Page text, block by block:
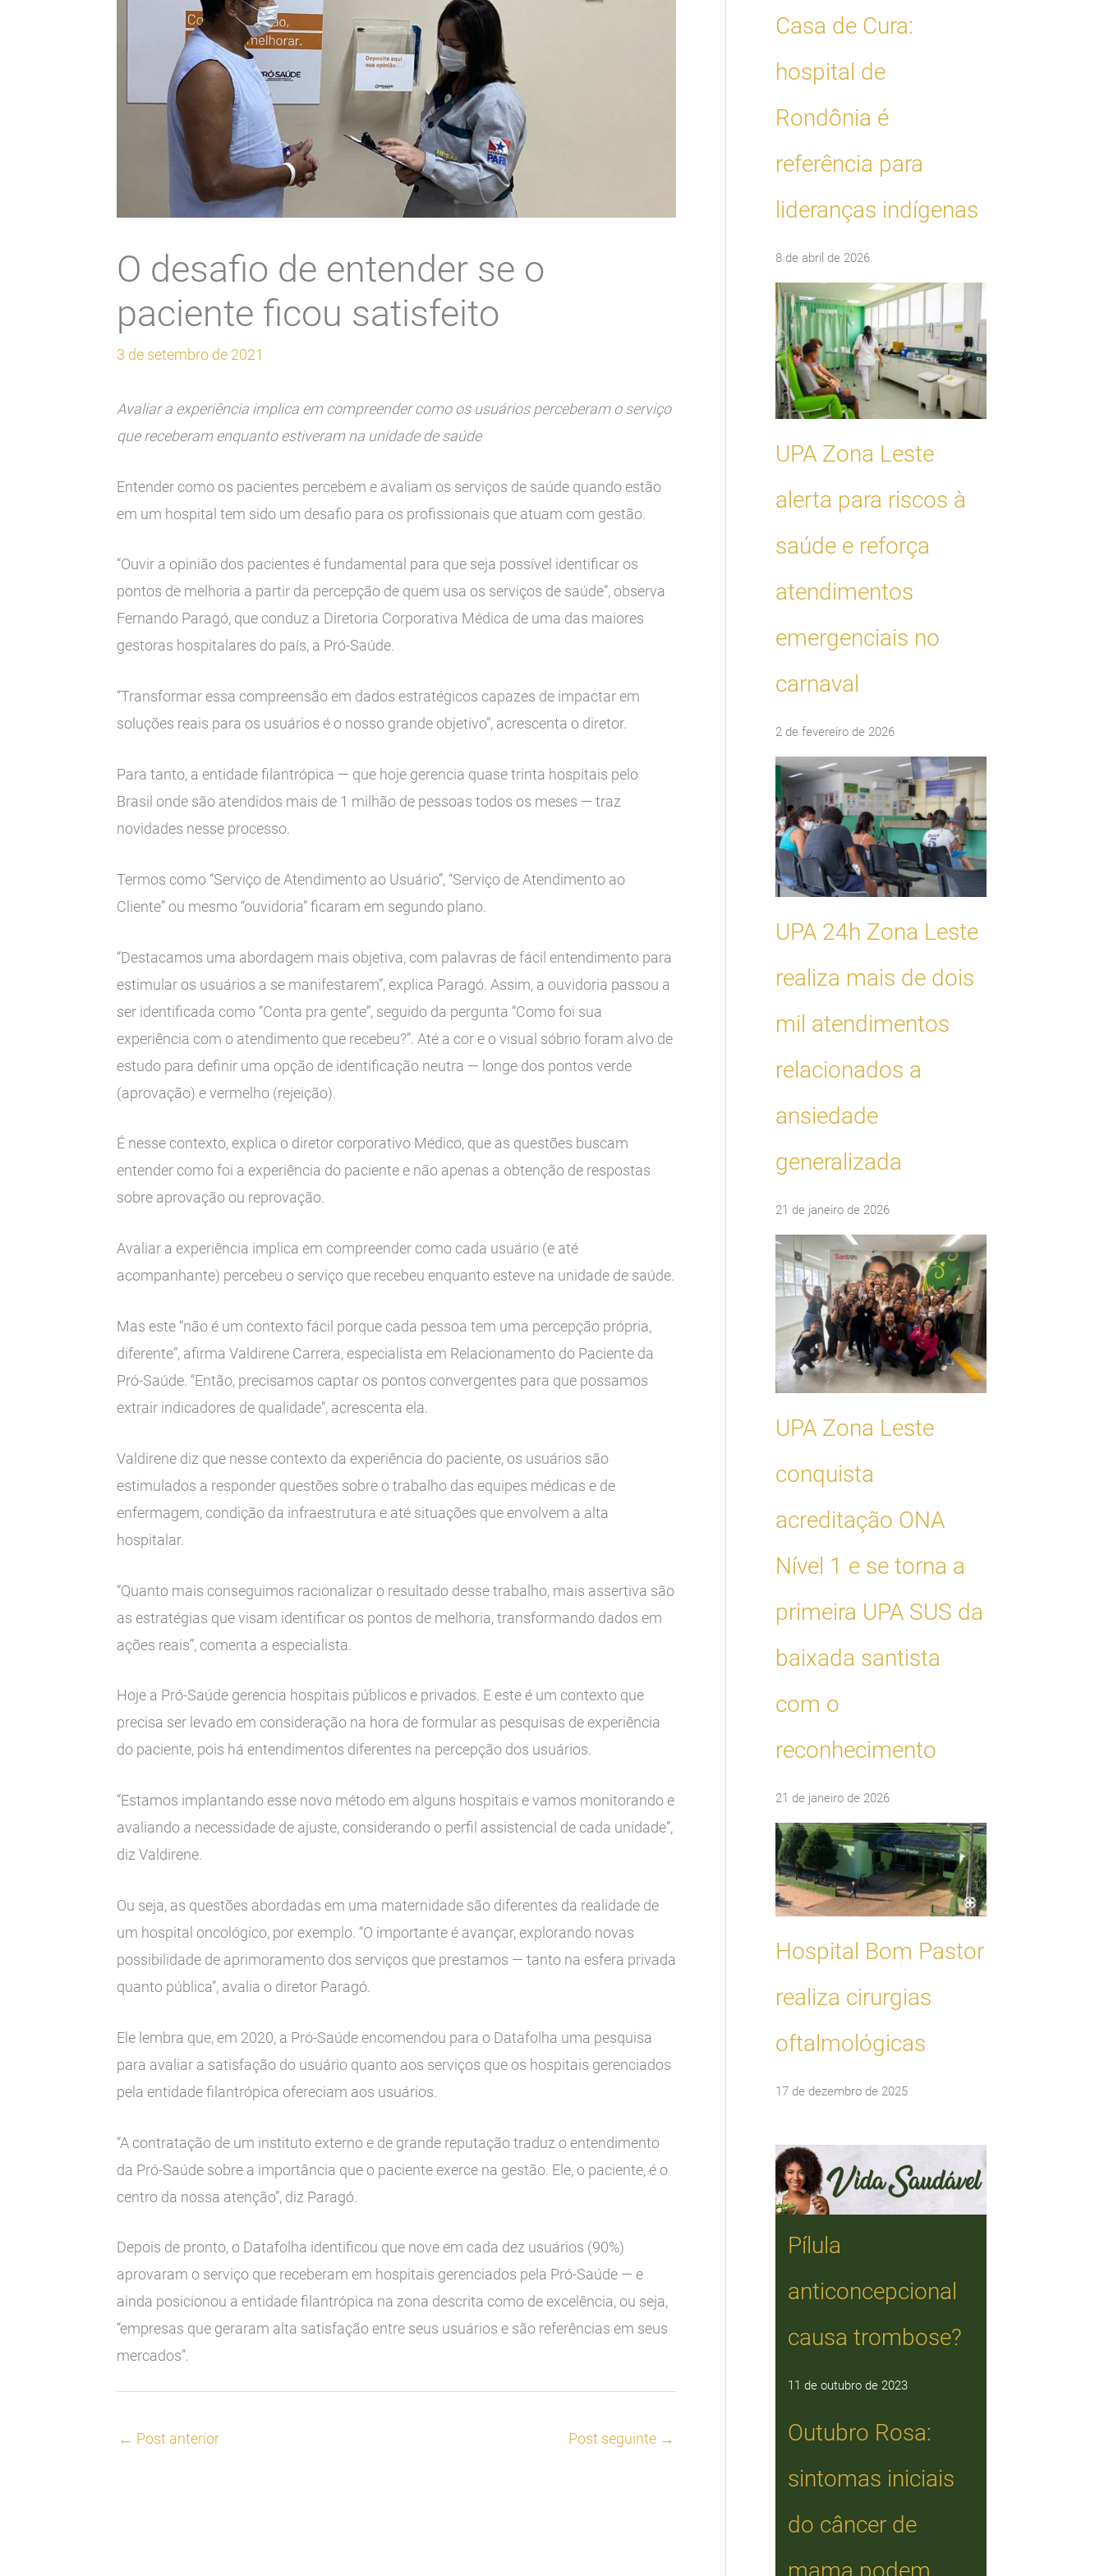
O desafio de entender se o
paciente ficou satisfeito
3 de setembro de 2021
Avaliar a experiência implica em compreender como os usuários perceberam o serviço
que receberam enquanto estiveram na unidade de saúde
Entender como os pacientes percebem e avaliam os serviços de saúde quando estão
em um hospital tem sido um desafio para os profissionais que atuam com gestão.
“Ouvir a opinião dos pacientes é fundamental para que seja possível identificar os
pontos de melhoria a partir da percepção de quem usa os serviços de saúde”, observa
Fernando Paragó, que conduz a Diretoria Corporativa Médica de uma das maiores
gestoras hospitalares do país, a Pró-Saúde.
“Transformar essa compreensão em dados estratégicos capazes de impactar em
soluções reais para os usuários é o nosso grande objetivo”, acrescenta o diretor.
Para tanto, a entidade filantrópica — que hoje gerencia quase trinta hospitais pelo
Brasil onde são atendidos mais de 1 milhão de pessoas todos os meses — traz
novidades nesse processo.
Termos como “Serviço de Atendimento ao Usuário”, “Serviço de Atendimento ao
Cliente” ou mesmo “ouvidoria” ficaram em segundo plano.
“Destacamos uma abordagem mais objetiva, com palavras de fácil entendimento para
estimular os usuários a se manifestarem”, explica Paragó. Assim, a ouvidoria passou a
ser identificada como “Conta pra gente”, seguido da pergunta “Como foi sua
experiência com o atendimento que recebeu?”. Até a cor e o visual sóbrio foram alvo de
estudo para definir uma opção de identificação neutra — longe dos pontos verde
(aprovação) e vermelho (rejeição).
É nesse contexto, explica o diretor corporativo Médico, que as questões buscam
entender como foi a experiência do paciente e não apenas a obtenção de respostas
sobre aprovação ou reprovação.
Avaliar a experiência implica em compreender como cada usuário (e até
acompanhante) percebeu o serviço que recebeu enquanto esteve na unidade de saúde.
Mas este “não é um contexto fácil porque cada pessoa tem uma percepção própria,
diferente”, afirma Valdirene Carrera, especialista em Relacionamento do Paciente da
Pró-Saúde. “Então, precisamos captar os pontos convergentes para que possamos
extrair indicadores de qualidade”, acrescenta ela.
Valdirene diz que nesse contexto da experiência do paciente, os usuários são
estimulados a responder questões sobre o trabalho das equipes médicas e de
enfermagem, condição da infraestrutura e até situações que envolvem a alta
hospitalar.
“Quanto mais conseguimos racionalizar o resultado desse trabalho, mais assertiva são
as estratégias que visam identificar os pontos de melhoria, transformando dados em
ações reais”, comenta a especialista.
Hoje a Pró-Saúde gerencia hospitais públicos e privados. E este é um contexto que
precisa ser levado em consideração na hora de formular as pesquisas de experiência
do paciente, pois há entendimentos diferentes na percepção dos usuários.
“Estamos implantando esse novo método em alguns hospitais e vamos monitorando e
avaliando a necessidade de ajuste, considerando o perfil assistencial de cada unidade”,
diz Valdirene.
Ou seja, as questões abordadas em uma maternidade são diferentes da realidade de
um hospital oncológico, por exemplo. “O importante é avançar, explorando novas
possibilidade de aprimoramento dos serviços que prestamos — tanto na esfera privada
quanto pública”, avalia o diretor Paragó.
Ele lembra que, em 2020, a Pró-Saúde encomendou para o Datafolha uma pesquisa
para avaliar a satisfação do usuário quanto aos serviços que os hospitais gerenciados
pela entidade filantrópica ofereciam aos usuários.
“A contratação de um instituto externo e de grande reputação traduz o entendimento
da Pró-Saúde sobre a importância que o paciente exerce na gestão. Ele, o paciente, é o
centro da nossa atenção”, diz Paragó.
Depois de pronto, o Datafolha identificou que nove em cada dez usuários (90%)
aprovaram o serviço que receberam em hospitais gerenciados pela Pró-Saúde — e
ainda posicionou a entidade filantrópica na zona descrita como de excelência, ou seja,
“empresas que geraram alta satisfação entre seus usuários e são referências em seus
mercados”.
← Post anterior Post seguinte →
Casa de Cura:
hospital de
Rondônia é
referência para
lideranças indígenas
8 de abril de 2026
UPA Zona Leste
alerta para riscos à
saúde e reforça
atendimentos
emergenciais no
carnaval
2 de fevereiro de 2026
UPA 24h Zona Leste
realiza mais de dois
mil atendimentos
relacionados a
ansiedade
generalizada
21 de janeiro de 2026
UPA Zona Leste
conquista
acreditação ONA
Nível 1 e se torna a
primeira UPA SUS da
baixada santista
com o
reconhecimento
21 de janeiro de 2026
Hospital Bom Pastor
realiza cirurgias
oftalmológicas
17 de dezembro de 2025
Pílula
anticoncepcional
causa trombose?
11 de outubro de 2023
Outubro Rosa:
sintomas iniciais
do câncer de
mama podem